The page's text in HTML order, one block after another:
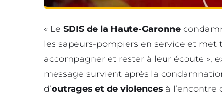
« Le SDIS de la Haute-Garonne
les sapeurs-pompiers en service et
accompagner et rester à leur écoute »,
message survient après la
d’outrages et de violences à l’encontre